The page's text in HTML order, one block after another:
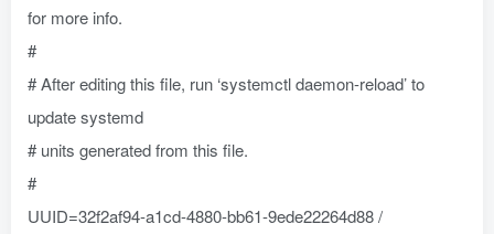
for more info.
#
# After editing this file, run ‘systemctl daemon-reload’ to
update systemd
# units generated from this file.
#
UUID=32f2af94-a1cd-4880-bb61-9ede22264d88 /